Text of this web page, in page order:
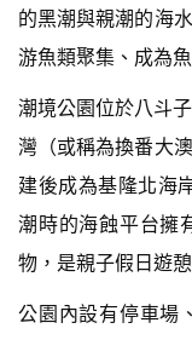
的黑潮與親潮的海
游魚類聚集、成為
潮境公園位於八斗
灣（或稱為換番大
建後成為基隆北海
潮時的海蝕平台擁
物，是親子假日遊
公園內設有停車場